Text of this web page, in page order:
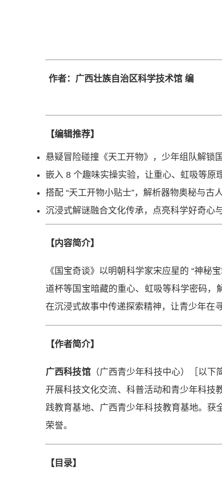
作者：广西壮族自治区科学技术馆 编
【编辑推荐】
悬疑冒险碰撞《天工开物》，少年组队解锁
嵌入 8 个趣味实操实验，让重心、虹吸等原
搭配 “天工开物小贴士”，解析器物奥秘与古
沉浸式解谜融合文化传承，点亮科学好奇心
【内容简介】
《国宝奇谈》以明朝科学家宋应星的 “神秘
道杯等国宝暗藏的重心、虹吸等科学密码，
在沉浸式故事中传递探索精神，让青少年在
【作者简介】
广西科技馆（广西青少年科技中心）［以下
开展科技文化交流、科普活动和青少年科技
践教育基地、广西青少年科技教育基地。获
荣誉。
【目录】